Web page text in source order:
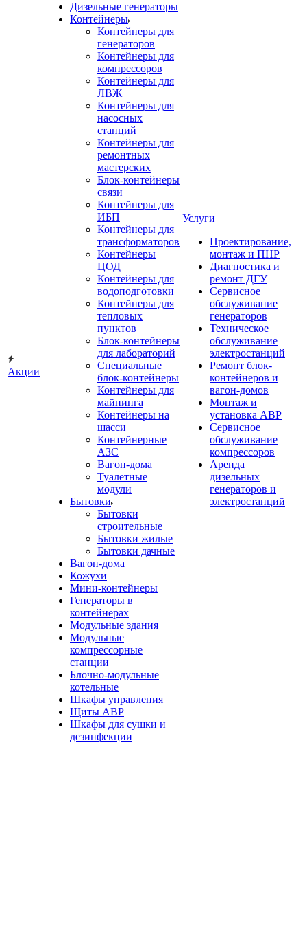
Акции
Дизельные генераторы
Контейнеры
Контейнеры для
генераторов
Контейнеры для
компрессоров
Контейнеры для
ЛВЖ
Контейнеры для
насосных
станций
Контейнеры для
ремонтных
мастерских
Блок-контейнеры
связи
Контейнеры для
ИБП
Контейнеры для
трансформаторов
Контейнеры
ЦОД
Контейнеры для
водоподготовки
Контейнеры для
тепловых
пунктов
Блок-контейнеры
для лабораторий
Специальные
блок-контейнеры
Контейнеры для
майнинга
Контейнеры на
шасси
Контейнерные
АЗС
Вагон-дома
Туалетные
модули
Бытовки
Бытовки
строительные
Бытовки жилые
Бытовки дачные
Вагон-дома
Кожухи
Мини-контейнеры
Генераторы в
контейнерах
Модульные здания
Модульные
компрессорные
станции
Блочно-модульные
котельные
Шкафы управления
Щиты АВР
Шкафы для сушки и
дезинфекции
Услуги
Проектирование,
монтаж и ПНР
Диагностика и
ремонт ДГУ
Сервисное
обслуживание
генераторов
Техническое
обслуживание
электростанций
Ремонт блок-
контейнеров и
вагон-домов
Монтаж и
установка АВР
Сервисное
обслуживание
компрессоров
Аренда
дизельных
генераторов и
электростанций